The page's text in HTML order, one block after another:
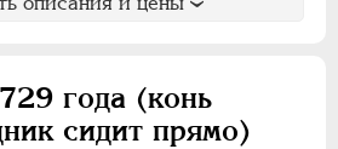
года (конь
сидит прямо)